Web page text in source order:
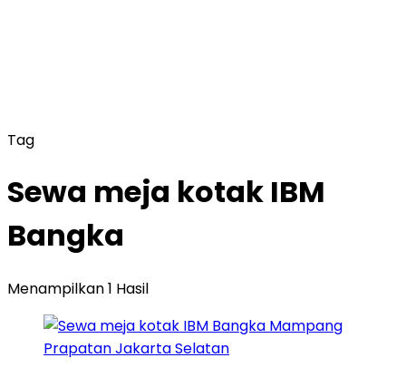
Tag
Sewa meja kotak IBM
Bangka
Menampilkan 1 Hasil